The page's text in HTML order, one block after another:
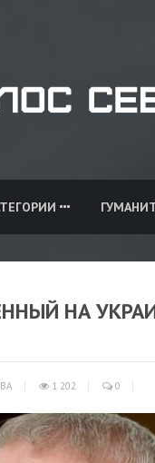
НА
1 202 0